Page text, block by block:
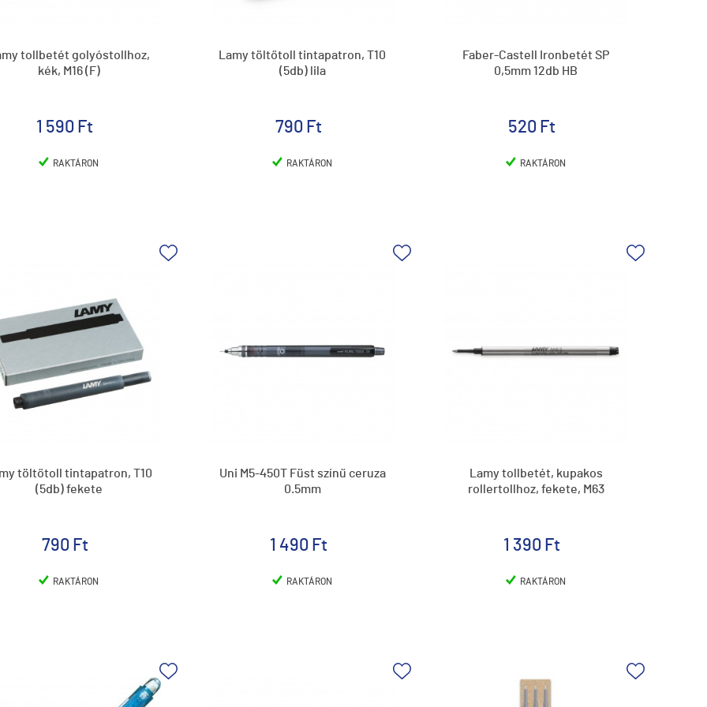
tollbetét golyóstollhoz,
kék, M16 (F)
1 590 Ft
RAKTÁRON
Lamy töltőtoll tintapatron, T10
(5db) lila
790 Ft
RAKTÁRON
Faber-Castell Ironbetét SP
0,5mm 12db HB
520 Ft
RAKTÁRON
töltőtoll tintapatron, T10
(5db) fekete
790 Ft
RAKTÁRON
Uni M5-450T Füst színű ceruza
0.5mm
1 490 Ft
RAKTÁRON
Lamy tollbetét, kupakos
rollertollhoz, fekete, M63
1 390 Ft
RAKTÁRON